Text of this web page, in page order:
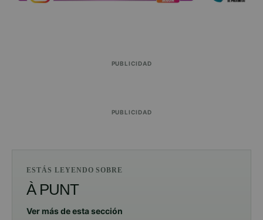
PUBLICIDAD
PUBLICIDAD
ESTÁS LEYENDO SOBRE
À PUNT
Ver más de esta sección